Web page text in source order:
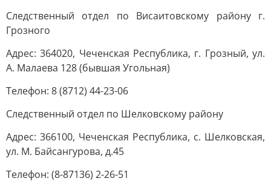
Следственный отдел по Висаитовскому району г.
Грозного
Адрес: 364020, Чеченская Республика, г. Грозный, ул.
А. Малаева 128 (бывшая Угольная)
Телефон: 8 (8712) 44-23-06
Следственный отдел по Шелковскому району
Адрес: 366100, Чеченская Республика, с. Шелковская,
ул. М. Байсангурова, д.45
Телефон: (8-87136) 2-26-51